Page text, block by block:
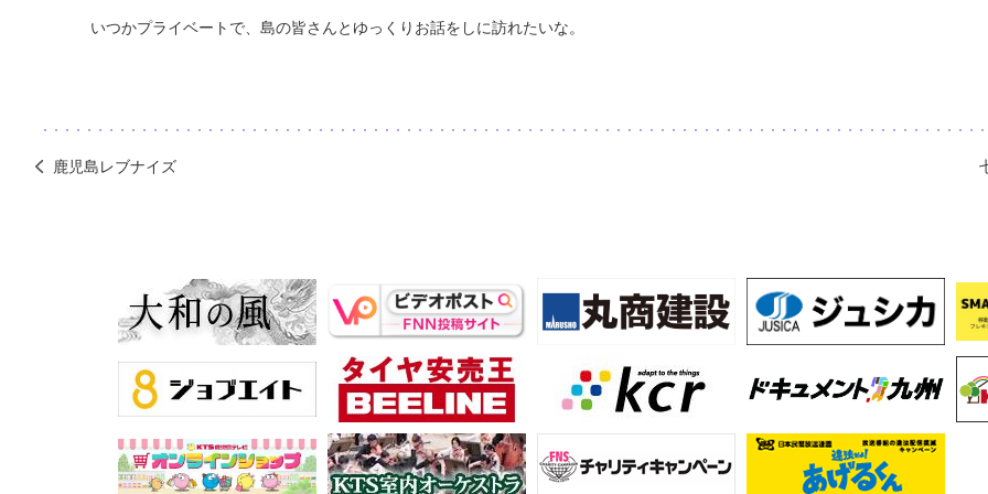
いつかプライベートで、島の皆さんとゆっくりお話をしに訪れたいな。
鹿児島レブナイズ